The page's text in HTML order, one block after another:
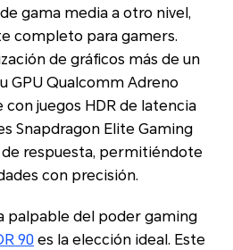
gama media a otro nivel,
completo para gamers.
de gráficos más de un
GPU Qualcomm Adreno
juegos HDR de latencia
Snapdragon Elite Gaming
de respuesta, permitiéndote
con precisión.
palpable del poder gaming
90 es la elección ideal. Este